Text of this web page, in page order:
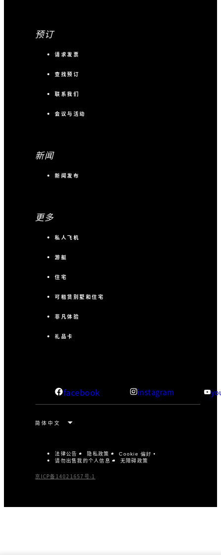
预订
请求发票
查找预订
联系我们
会议与活动
新闻
新闻发布
更多
私人飞机
游艇
住宅
可租赁别墅和住宅
非凡体验
礼品卡
facebook instagram
法律公告 隐私政策 Cookie 偏好
请勿出售我的个人信息 无障碍政策
京ICP备14021657号-1